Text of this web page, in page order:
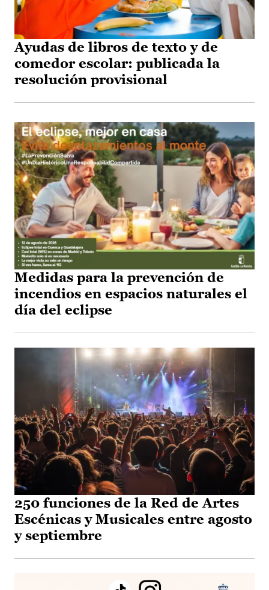
Ayudas de libros de texto y de
comedor escolar: publicada la
resolución provisional
Medidas para la prevención de
incendios en espacios naturales el
día del eclipse
250 funciones de la Red de Artes
Escénicas y Musicales entre agosto
y septiembre